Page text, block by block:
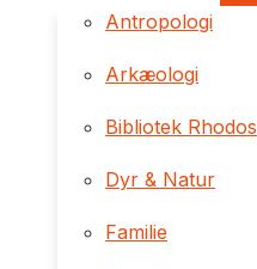
Antropologi
Arkæologi
Bibliotek Rhodos
Dyr & Natur
Familie